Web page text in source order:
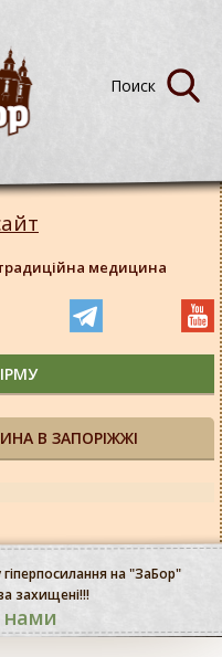
В ЗАПОРІЖЖІ
медицина
гіперпосилання на "ЗаБор"
захищені!!!
нами